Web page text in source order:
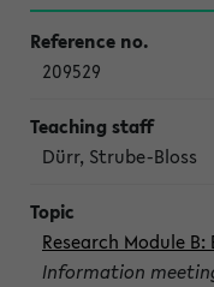
209529
Dürr, Strube-Bloss
Research Module
Information